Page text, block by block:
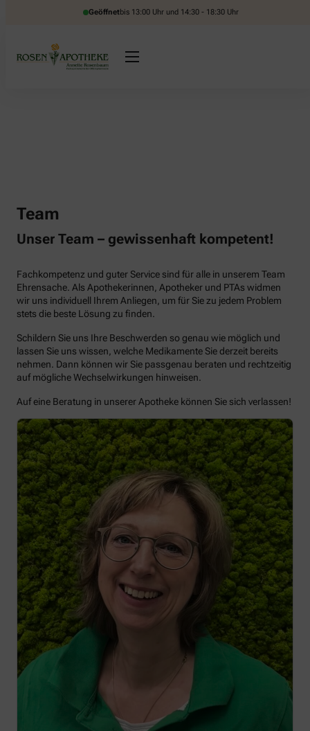
Geöffnetbis 13:00 Uhr und 14:30 - 18:30 Uhr
Team
Unser Team – gewissenhaft kompetent!
Fachkompetenz und guter Service sind für alle in unserem Team
Ehrensache. Als Apothekerinnen, Apotheker und PTAs widmen
wir uns individuell Ihrem Anliegen, um für Sie zu jedem Problem
stets die beste Lösung zu finden.
Schildern Sie uns Ihre Beschwerden so genau wie möglich und
lassen Sie uns wissen, welche Medikamente Sie derzeit bereits
nehmen. Dann können wir Sie passgenau beraten und rechtzeitig
auf mögliche Wechselwirkungen hinweisen.
Auf eine Beratung in unserer Apotheke können Sie sich verlassen!